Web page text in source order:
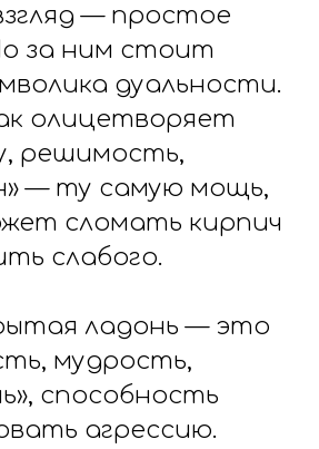
— простое
за ним стоит
дуальности.
олицетворяет
решимость,
— ту самую мощь,
сломать кирпич
слабого.
ладонь — это
мудрость,
способность
агрессию.